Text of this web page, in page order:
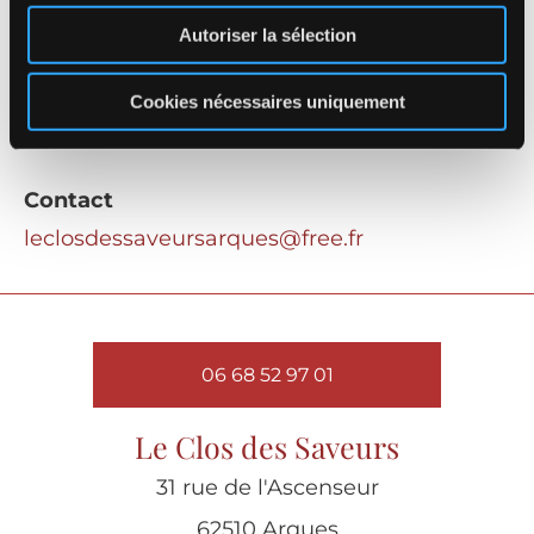
Autoriser la sélection
Cookies nécessaires uniquement
Droit applicable
droit français.
Contact
leclosdessaveursarques@free.fr
06 68 52 97 01
Le Clos des Saveurs
31 rue de l'Ascenseur